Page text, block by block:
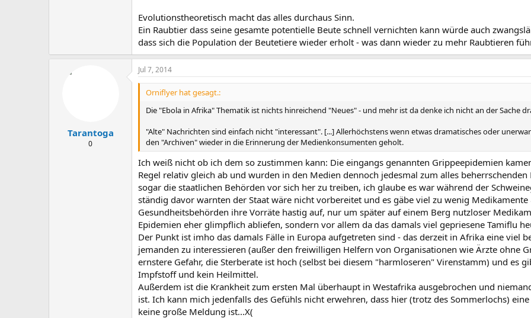
Evolutionstheoretisch macht das alles durchaus Sinn.
Ein Raubtier dass seine gesamte potentielle Beute schnell vernichten kann würde auch
dass sich die Population der Beutetiere wieder erholt - was dann wieder zu mehr Raubtieren
Tarantoga
0
Jul 7, 2014
Orniflyer hat gesagt.:
Die "Ebola in Afrika" Thematik ist nichts hinreichend "Neues" - und mehr ist da denke ich nicht an der Sache
"Alte" Nachrichten sind einfach nicht "interessant". [...] Allerhöchstens wenn etwas dramatisches oder
den "Archiven" wieder in die Erinnerung der Medienkonsumenten geholt.
Ich weiß nicht ob ich dem so zustimmen kann: Die eingangs genannten Grippeepidemien
Regel relativ gleich ab und wurden in den Medien dennoch jedesmal zum alles
sogar die staatlichen Behörden vor sich her zu treiben, ich glaube es war während der
ständig davor warnten der Staat wäre nicht vorbereitet und es gäbe viel zu wenig
Gesundheitsbehörden ihre Vorräte hastig auf, nur um später auf einem Berg nutzloser
Epidemien eher glimpflich abliefen, sondern vor allem da das damals viel gepriesene Tamiflu
Der Punkt ist imho das damals Fälle in Europa aufgetreten sind - das derzeit in Afrika eine viel
jemanden zu interessieren (außer den freiwilligen Helfern von Organisationen wie Ärzte ohne
ernstere Gefahr, die Sterberate ist hoch (selbst bei diesem "harmloseren" Virenstamm) und es
Impfstoff und kein Heilmittel.
Außerdem ist die Krankheit zum ersten Mal überhaupt in Westafrika ausgebrochen und
ist. Ich kann mich jedenfalls des Gefühls nicht erwehren, dass hier (trotz des Sommerlochs)
keine große Meldung ist...X(